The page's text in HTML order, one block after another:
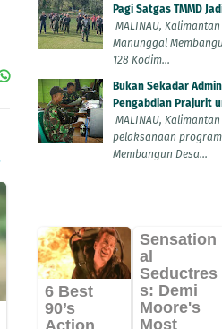
Pagi Satgas TMMD
MALINAU,
Manunggal
128 Kodim...
Bukan Sekadar
Pengabdian Prajurit
MALINAU,
pelaksanaan
Membangun Desa...